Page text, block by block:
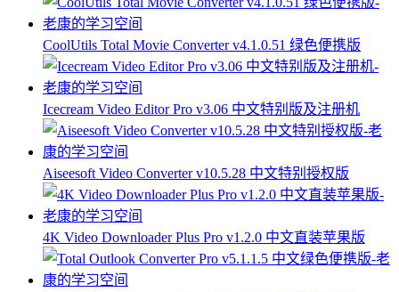
CoolUtils Total Movie Converter v4.1.0.51 绿色便携版
Icecream Video Editor Pro v3.06 中文特别版及注册机
Aiseesoft Video Converter v10.5.28 中文特别授权版
4K Video Downloader Plus Pro v1.2.0 中文直装苹果版